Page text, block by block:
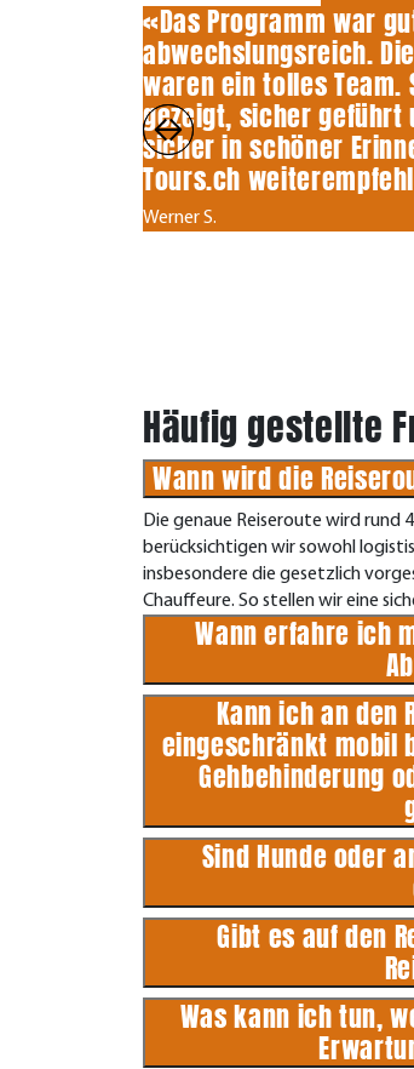
«Das Programm war
abwechslungsreich.
waren ein tolles Team.
gezeigt, sicher geführt
sicher in schöner
Tours.ch
Werner S.
Häufig gestellte
Wann wird die
Die genaue Reiseroute wird rund
berücksichtigen wir sowohl
insbesondere die gesetzlich
Chauffeure. So stellen wir eine
Wann erfahre ich
Kann ich an den
eingeschränkt mobil
Gehbehinderung
Sind Hunde oder
Gibt es auf den
Was kann ich tun,